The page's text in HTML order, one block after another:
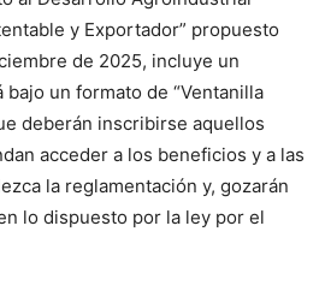
y Exportador” propuesto
de 2025, incluye un
un formato de “Ventanilla
deberán inscribirse aquellos
acceder a los beneficios y a las
la reglamentación y, gozarán
lo dispuesto por la ley por el